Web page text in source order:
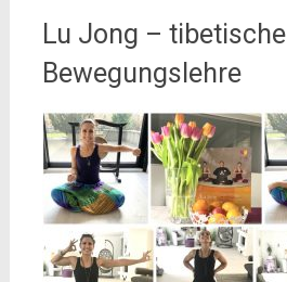
Lu Jong – tibetische
Bewegungslehre